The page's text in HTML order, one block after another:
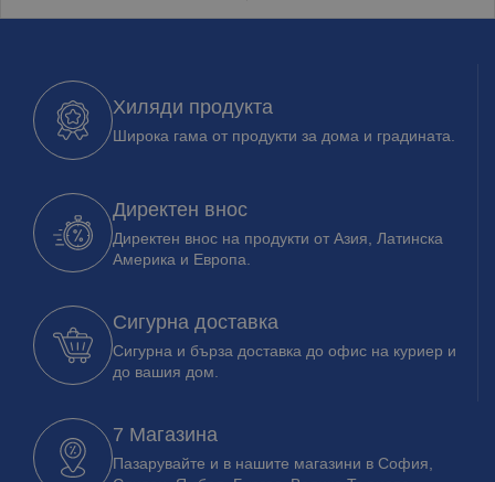
Хиляди продукта
Широка гама от продукти за дома и градината.
Директен внос
Директен внос на продукти от Азия, Латинска
Америка и Европа.
Сигурна доставка
Сигурна и бърза доставка до офис на куриер и
до вашия дом.
7 Магазина
Пазарувайте и в нашите магазини в София,